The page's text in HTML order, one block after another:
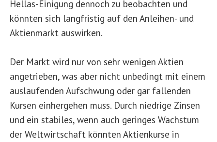
Hellas-Einigung dennoch zu beobachten und
könnten sich langfristig auf den Anleihen- und
Aktienmarkt auswirken.
Der Markt wird nur von sehr wenigen Aktien
angetrieben, was aber nicht unbedingt mit einem
auslaufenden Aufschwung oder gar fallenden
Kursen einhergehen muss. Durch niedrige Zinsen
und ein stabiles, wenn auch geringes Wachstum
der Weltwirtschaft könnten Aktienkurse in